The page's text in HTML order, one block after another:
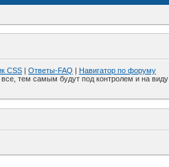
CSS Ответы-FAQ
Навигатор по форуму
тем самым будут под контролем и на виду